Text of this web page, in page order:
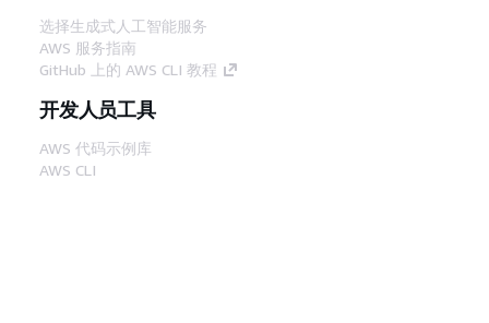
选择生成式人工智能服务
AWS 服务指南
GitHub 上的 AWS CLI 教程
开发人员工具
AWS 代码示例库
AWS CLI